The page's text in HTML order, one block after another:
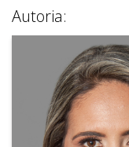
Autoria: